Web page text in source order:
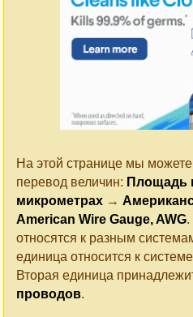
На этой странице мы
перевод величин: Площадь
микрометрах →
American Wire Gauge, AWG
относятся к разным
единица относится к системе
Вторая единица
проводов.